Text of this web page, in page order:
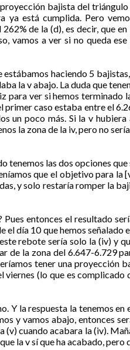
bajista del
está cumplida. Pero
de la (d), es decir, que
vamos a ver si no queda
haciendo 5
la v abajo. La duda que
ver si hemos terminado
caso estaba entre el
un poco más. Si la v
la zona de la iv, pero no
las dos opciones
que el objetivo para la
y solo restaría romper la
entonces el resultado
día 10 que hemos señalado
rebote sería solo la (iv) y
la zona del 6.647-6.729
tener una proyección
(lo que es complicado
la respuesta la tenemos en
y vamos abajo, entonces
(v) cuando acabara la (iv).
la v sí que ha acabado,